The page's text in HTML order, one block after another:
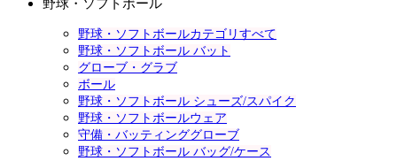
野球・ソフトボール
野球・ソフトボールカテゴリすべて
野球・ソフトボール バット
グローブ・グラブ
ボール
野球・ソフトボール シューズ/スパイク
野球・ソフトボールウェア
守備・バッティンググローブ
野球・ソフトボール バッグ/ケース